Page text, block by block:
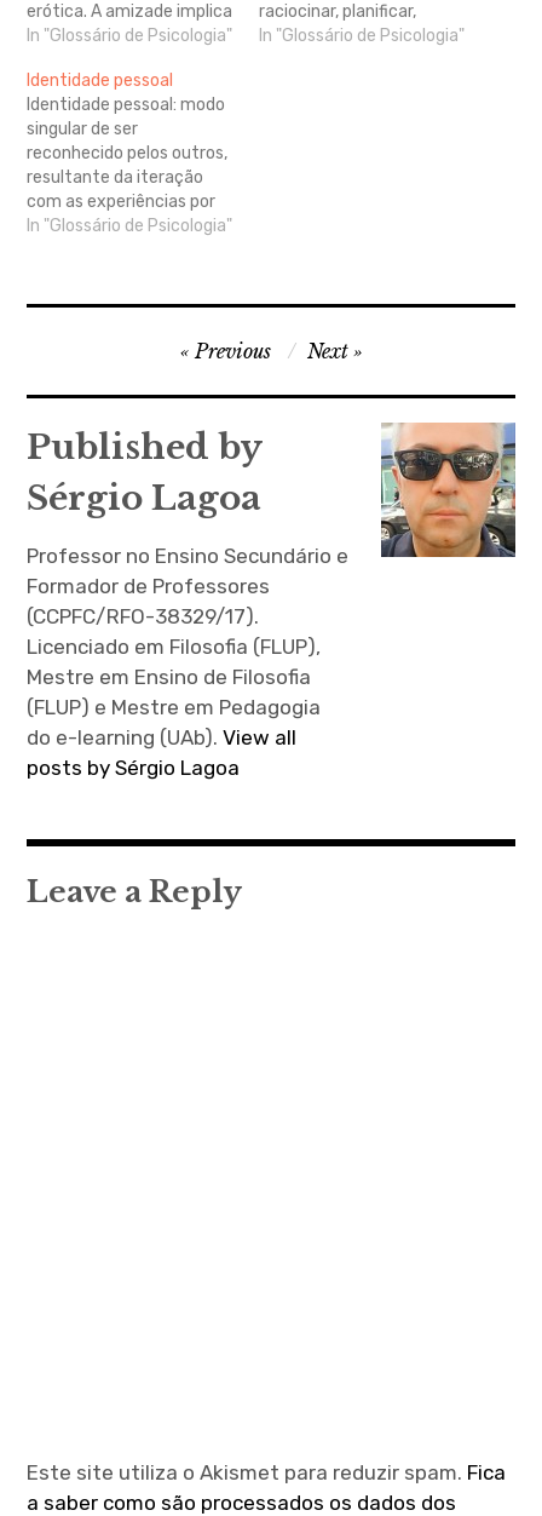
erótica. A amizade implica
a empatia com o outro e a
visão do mundo.
In "Glossário de Psicologia"
raciocinar, planificar,
resolver problemas,
In "Glossário de Psicologia"
Identidade pessoal
Identidade pessoal: modo
singular de ser
reconhecido pelos outros,
resultante da iteração
com as experiências por
que passámos ao longo da
comunicação com os
sociais. Trata-se de um
cognitivo de…
In "Glossário de Psicologia"
Navegação
de
artigos
Previous Next
Published by
Sérgio Lagoa
Professor no Ensino Secundário e
Formador de Professores
(CCPFC/RFO-38329/17).
Licenciado em Filosofia (FLUP),
Mestre em Ensino de Filosofia
(FLUP) e Mestre em Pedagogia
do e-learning (UAb).View all
posts by Sérgio Lagoa
Leave a Reply
Este site utiliza o Akismet para reduzir spam. Fica
a saber como são processados os dados dos